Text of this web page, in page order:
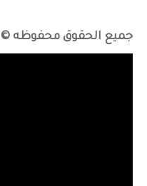
جميع الحقوق محفوظه ©